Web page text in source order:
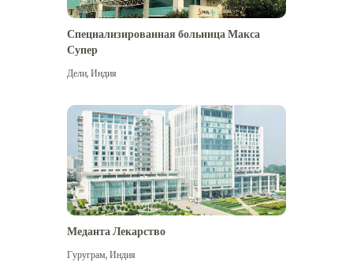
Специализированная больница Макса
Супер
Дели,Индия
Меданта Лекарство
Гуруграм,Индия